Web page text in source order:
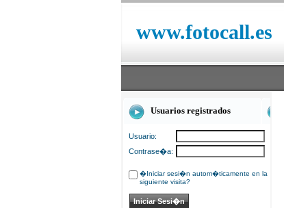
www.fotocall.es
Usuarios registrados
Usuario:
Contrase�a:
�Iniciar sesi�n autom�ticamente en la
siguiente visita?